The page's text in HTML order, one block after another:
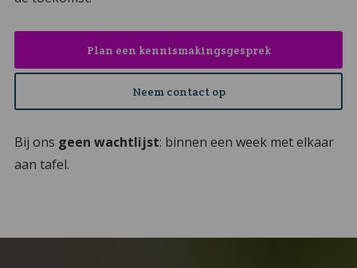
Plan een kennismakingsgesprek
Neem contact op
Bij ons geen wachtlijst: binnen een week met elkaar
aan tafel.